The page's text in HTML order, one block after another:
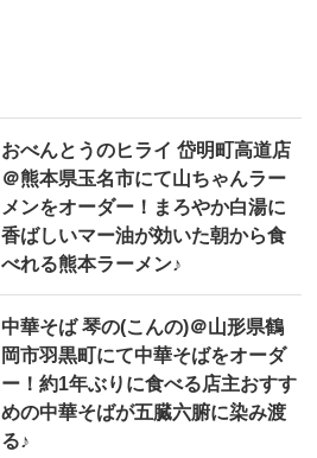
おべんとうのヒライ 岱明町高道店
＠熊本県玉名市にて山ちゃんラー
メンをオーダー！まろやか白湯に
香ばしいマー油が効いた朝から食
べれる熊本ラーメン♪
中華そば 琴の(こんの)＠山形県鶴
岡市羽黒町にて中華そばをオーダ
ー！約1年ぶりに食べる店主おすす
めの中華そばが五臓六腑に染み渡
る♪